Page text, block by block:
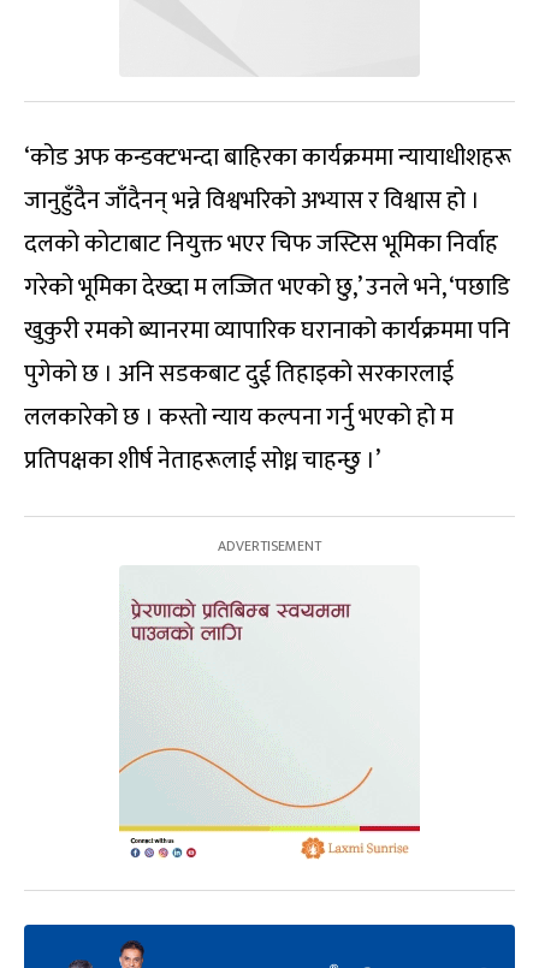
‘कोड अफ कन्डक्टभन्दा बाहिरका कार्यक्रममा न्यायाधीशहरू
जानुहुँदैन जाँदैनन् भन्ने विश्वभरिको अभ्यास र विश्वास हो ।
दलको कोटाबाट नियुक्त भएर चिफ जस्टिस भूमिका निर्वाह
गरेको भूमिका देख्दा म लज्जित भएको छु,’ उनले भने, ‘पछाडि
खुकुरी रमको ब्यानरमा व्यापारिक घरानाको कार्यक्रममा पनि
पुगेको छ । अनि सडकबाट दुई तिहाइको सरकारलाई
ललकारेको छ । कस्तो न्याय कल्पना गर्नु भएको हो म
प्रतिपक्षका शीर्ष नेताहरूलाई सोध्न चाहन्छु ।’